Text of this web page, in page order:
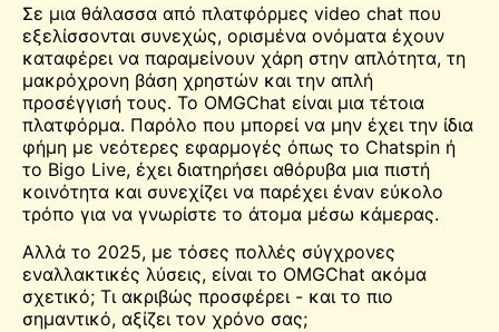
Σε μια θάλασσα από πλατφόρμες video chat που
εξελίσσονται συνεχώς, ορισμένα ονόματα έχουν
καταφέρει να παραμείνουν χάρη στην απλότητα, τη
μακρόχρονη βάση χρηστών και την απλή
προσέγγισή τους. Το OMGChat είναι μια τέτοια
πλατφόρμα. Παρόλο που μπορεί να μην έχει την ίδια
φήμη με νεότερες εφαρμογές όπως το Chatspin ή
το Bigo Live, έχει διατηρήσει αθόρυβα μια πιστή
κοινότητα και συνεχίζει να παρέχει έναν εύκολο
τρόπο για να γνωρίστε το άτομα μέσω κάμερας.
Αλλά το 2025, με τόσες πολλές σύγχρονες
εναλλακτικές λύσεις, είναι το OMGChat ακόμα
σχετικό; Τι ακριβώς προσφέρει - και το πιο
σημαντικό, αξίζει τον χρόνο σας;